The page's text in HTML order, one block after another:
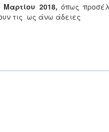
Μαρτίου 2018, όπως
τις ως άνω άδειες